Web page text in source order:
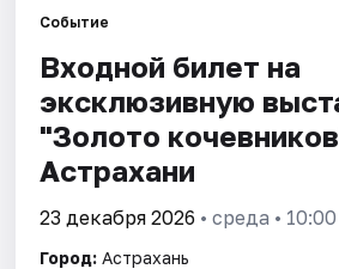
Событие
Входной билет на
эксклюзивную
"Золото
Астрахани
23 декабря 2026 • среда • 10:00
Город: Астрахань